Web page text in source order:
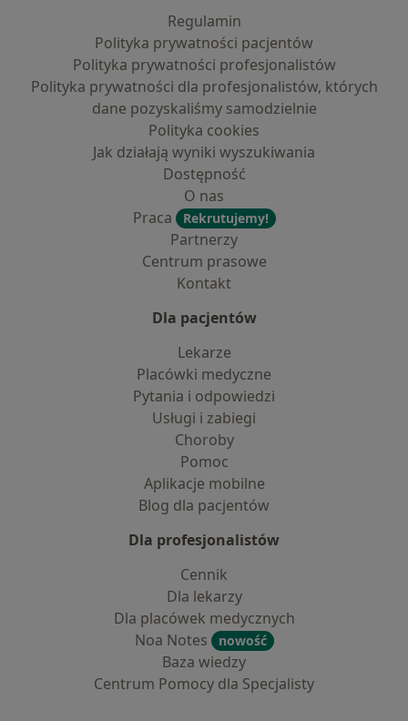
Regulamin
Polityka prywatności pacjentów
Polityka prywatności profesjonalistów
Polityka prywatności dla profesjonalistów, których
dane pozyskaliśmy samodzielnie
Polityka cookies
Jak działają wyniki wyszukiwania
Dostępność
O nas
Praca
Rekrutujemy!
Partnerzy
Centrum prasowe
Kontakt
Dla pacjentów
Lekarze
Placówki medyczne
Pytania i odpowiedzi
Usługi i zabiegi
Choroby
Pomoc
Aplikacje mobilne
Blog dla pacjentów
Dla profesjonalistów
Cennik
Dla lekarzy
Dla placówek medycznych
Noa Notes
nowość
Baza wiedzy
Centrum Pomocy dla Specjalisty